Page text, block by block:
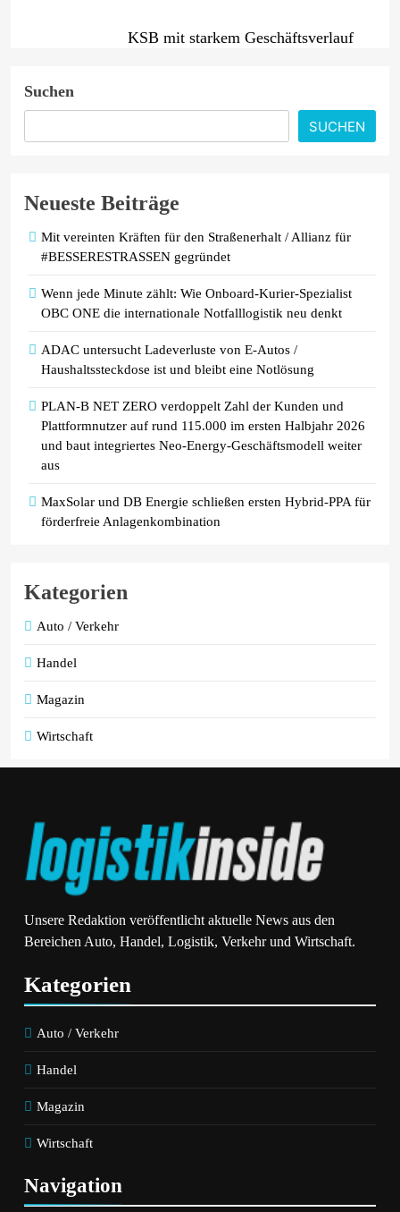
KSB mit starkem Geschäftsverlauf
Intersolar-Trend 2026: Warum
Batteriespeicher zum wichtigsten
Suchen
SUCHEN
Neueste Beiträge
Mit vereinten Kräften für den Straßenerhalt / Allianz für
#BESSERESTRASSEN gegründet
Wenn jede Minute zählt: Wie Onboard-Kurier-Spezialist
OBC ONE die internationale Notfalllogistik neu denkt
ADAC untersucht Ladeverluste von E-Autos /
Haushaltssteckdose ist und bleibt eine Notlösung
PLAN-B NET ZERO verdoppelt Zahl der Kunden und
Plattformnutzer auf rund 115.000 im ersten Halbjahr 2026
und baut integriertes Neo-Energy-Geschäftsmodell weiter
aus
MaxSolar und DB Energie schließen ersten Hybrid-PPA für
förderfreie Anlagenkombination
Kategorien
Auto / Verkehr
Handel
Magazin
Wirtschaft
Unsere Redaktion veröffentlicht aktuelle News aus den
Bereichen Auto, Handel, Logistik, Verkehr und Wirtschaft.
Kategorien
Auto / Verkehr
Handel
Magazin
Wirtschaft
Navigation